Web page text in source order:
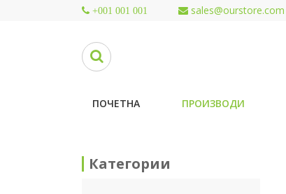
+001 001 001 sales@ourstore.com
ПОЧЕТНА ПРОИЗВОДИ
Категории